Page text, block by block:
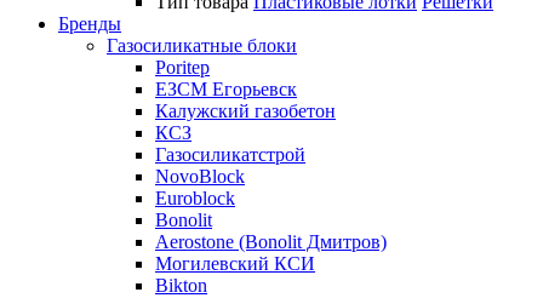
Бренды
Газосиликатные блоки
Poritep
ЕЗСМ Егорьевск
Калужский газобетон
КСЗ
Газосиликатстрой
NovoBlock
Euroblock
Bonolit
Aerostone (Bonolit Дмитров)
Могилевский КСИ
Bikton